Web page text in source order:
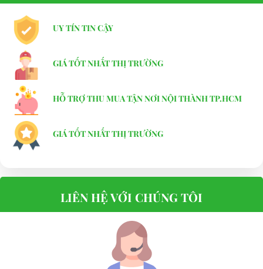
UY TÍN TIN CẬY
GIÁ TỐT NHẤT THỊ TRƯỜNG
HỖ TRỢ THU MUA TẬN NƠI NỘI THÀNH TP.HCM
GIÁ TỐT NHẤT THỊ TRƯỜNG
LIÊN HỆ VỚI CHÚNG TÔI